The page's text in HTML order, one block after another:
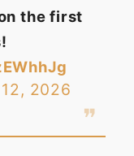
the first
2026